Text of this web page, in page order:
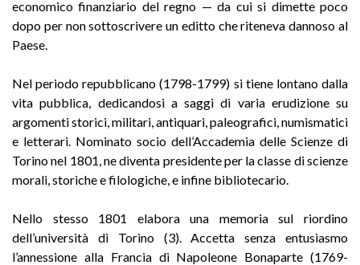
economico finanziario del regno — da cui si dimette poco
dopo per non sottoscrivere un editto che riteneva dannoso al
Paese.
Nel periodo repubblicano (1798-1799) si tiene lontano dalla
vita pubblica, dedicandosi a saggi di varia erudizione su
argomenti storici, militari, antiquari, paleografici, numismatici
e letterari. Nominato socio dell’Accademia delle Scienze di
Torino nel 1801, ne diventa presidente per la classe di scienze
morali, storiche e filologiche, e infine bibliotecario.
Nello stesso 1801 elabora una memoria sul riordino
dell’università di Torino (3). Accetta senza entusiasmo
l’annessione alla Francia di Napoleone Bonaparte (1769-